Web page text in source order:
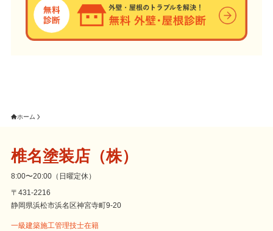
ホーム
椎名塗装店（株）
8:00〜20:00（日曜定休）
〒431-2216
静岡県浜松市浜名区神宮寺町9-20
一級建築施工管理技士在籍